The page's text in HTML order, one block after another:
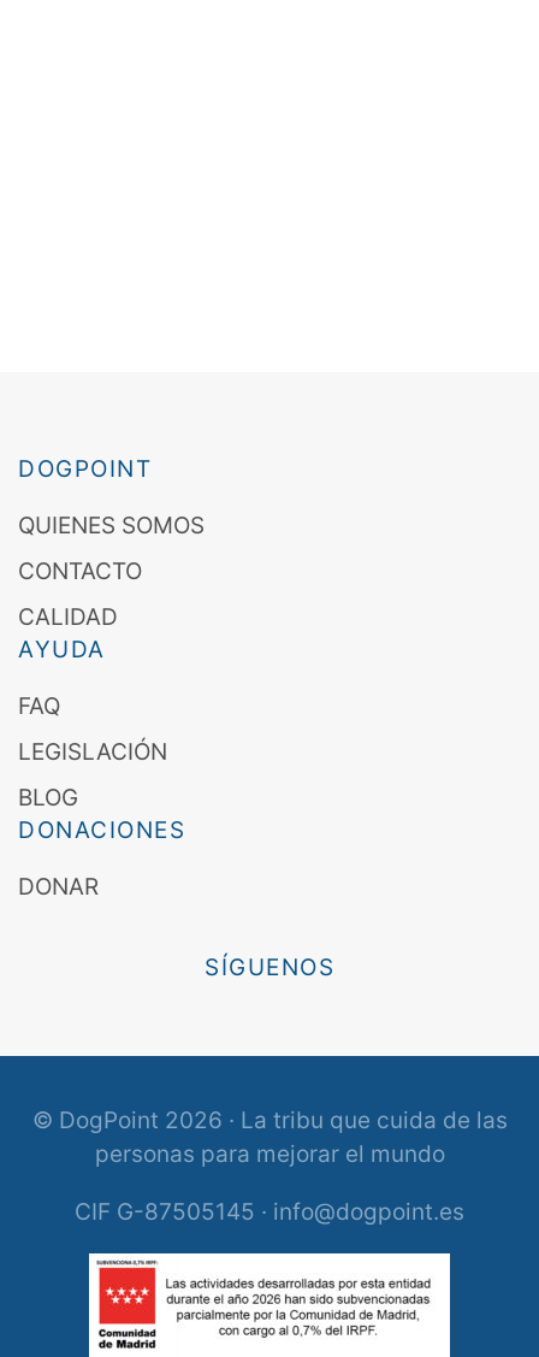
DOGPOINT
QUIENES SOMOS
CONTACTO
CALIDAD
AYUDA
FAQ
LEGISLACIÓN
BLOG
DONACIONES
DONAR
SÍGUENOS
© DogPoint 2026 · La tribu que cuida de las
personas para mejorar el mundo
CIF G-87505145 · info@dogpoint.es